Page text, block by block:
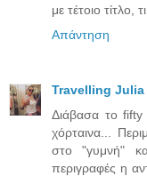
με τέτοιο τίτλο,
Απάντηση
Travelling Julia
Διάβασα το fifty
χόρταινα...
στο "γυμνή"
περιγραφές η